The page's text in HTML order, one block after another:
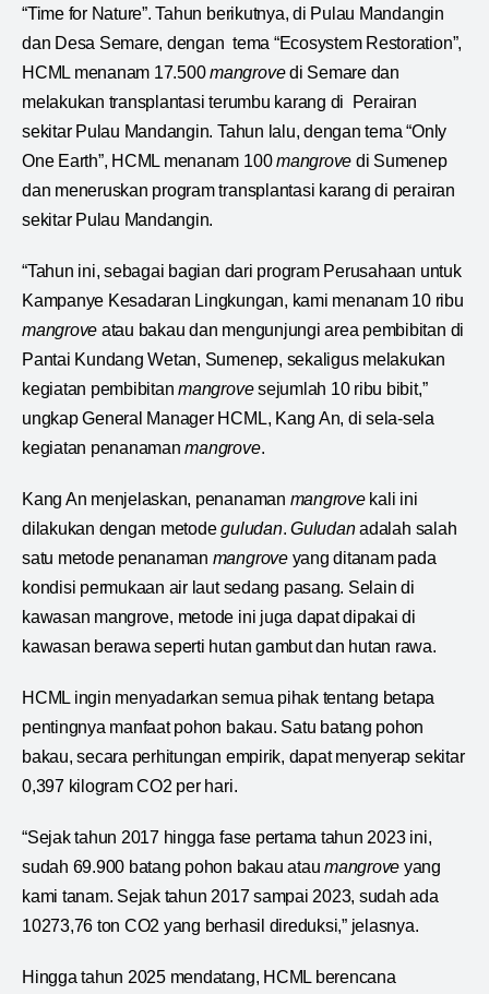
“Time for Nature”. Tahun berikutnya, di Pulau Mandangin
dan Desa Semare, dengan tema “Ecosystem Restoration”,
HCML menanam 17.500mangrovedi Semare dan
melakukan transplantasi terumbu karang di Perairan
sekitar Pulau Mandangin. Tahun lalu, dengan tema “Only
One Earth”, HCML menanam 100mangrove di Sumenep
dan meneruskan program transplantasi karang di perairan
sekitar Pulau Mandangin.
“Tahun ini, sebagai bagian dari program Perusahaan untuk
Kampanye Kesadaran Lingkungan, kami menanam 10 ribu
mangrove atau bakau dan mengunjungi area pembibitan di
Pantai Kundang Wetan, Sumenep, sekaligus melakukan
kegiatan pembibitanmangrovesejumlah 10 ribu bibit,”
ungkap General Manager HCML, Kang An, di sela-sela
kegiatan penanamanmangrove.
Kang An menjelaskan, penanaman mangrovekali ini
dilakukan dengan metodeguludan.Guludanadalah salah
satu metode penanaman mangroveyang ditanam pada
kondisi permukaan air laut sedang pasang. Selain di
kawasan mangrove, metode ini juga dapat dipakai di
kawasan berawa seperti hutan gambut dan hutan rawa.
HCML ingin menyadarkan semua pihak tentang betapa
pentingnya manfaat pohon bakau. Satu batang pohon
bakau, secara perhitungan empirik, dapat menyerap sekitar
0,397 kilogram CO2 per hari.
“Sejak tahun 2017 hingga fase pertama tahun 2023 ini,
sudah 69.900 batang pohon bakau ataumangrove yang
kami tanam. Sejak tahun 2017 sampai 2023, sudah ada
10273,76 ton CO2 yang berhasil direduksi,” jelasnya.
Hingga tahun 2025 mendatang, HCML berencana